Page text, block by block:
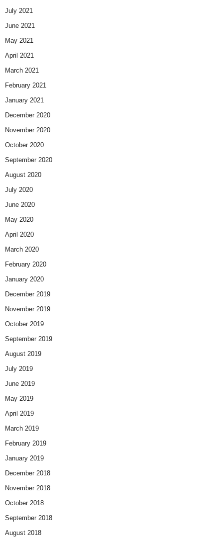
July 2021
June 2021
May 2021
April 2021
March 2021
February 2021
January 2021
December 2020
November 2020
October 2020
September 2020
August 2020
July 2020
June 2020
May 2020
April 2020
March 2020
February 2020
January 2020
December 2019
November 2019
October 2019
September 2019
August 2019
July 2019
June 2019
May 2019
April 2019
March 2019
February 2019
January 2019
December 2018
November 2018
October 2018
September 2018
August 2018